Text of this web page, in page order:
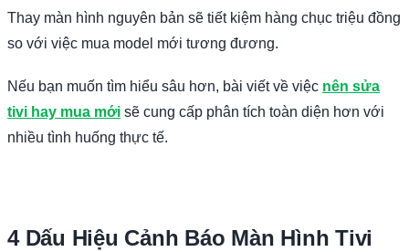
Thay màn hình nguyên bản sẽ tiết kiệm hàng chục triệu đồng
so với việc mua model mới tương đương.
Nếu bạn muốn tìm hiểu sâu hơn, bài viết về việc nên sửa
tivi hay mua mới sẽ cung cấp phân tích toàn diện hơn với
nhiều tình huống thực tế.
4 Dấu Hiệu Cảnh Báo Màn Hình Tivi